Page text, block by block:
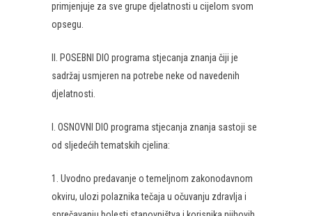
primjenjuje za sve grupe djelatnosti u cijelom svom
opsegu.
II. POSEBNI DIO programa stjecanja znanja čiji je
sadržaj usmjeren na potrebe neke od navedenih
djelatnosti.
I. OSNOVNI DIO programa stjecanja znanja sastoji se
od sljedećih tematskih cjelina:
1. Uvodno predavanje o temeljnom zakonodavnom
okviru, ulozi polaznika tečaja u očuvanju zdravlja i